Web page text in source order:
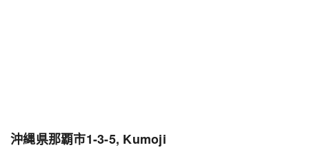
沖縄県那覇市1-3-5, Kumoji